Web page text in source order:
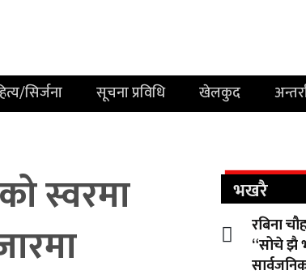
सिर्जना सूचना प्रविधि खेलकुद
स्वरमा
भखरै
रबिना
“सोचे झै